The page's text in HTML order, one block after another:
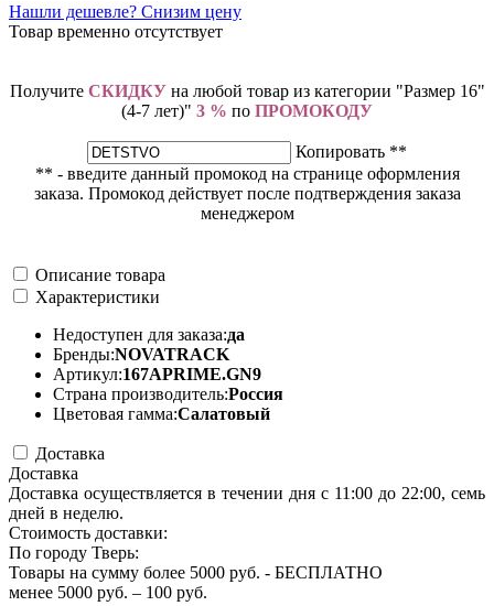
Нашли дешевле? Снизим цену
Товар временно отсутствует
Получите СКИДКУна любой товар из категории "Размер 16"
(4-7 лет)" 3 % по ПРОМОКОДУ
Копировать **
** - введите данный промокод на странице оформления
заказа. Промокод действует после подтверждения заказа
менеджером
Описание товара
Характеристики
Недоступен для заказа:да
Бренды:NOVATRACK
Артикул:167APRIME.GN9
Страна производитель:Россия
Цветовая гамма:Салатовый
Доставка
Доставка
Доставка осуществляется в течении дня с 11:00 до 22:00, семь
дней в неделю.
Стоимость доставки:
По городу Тверь:
Товары на сумму более 5000 руб. - БЕСПЛАТНО
менее 5000 руб. – 100 руб.